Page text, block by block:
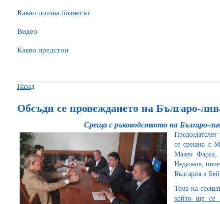
Какво ползва бизнесът
Видео
Какво предстои
Назад
Обсъди се провеждането на Българо-
Среща с ръководството на Българо-
се срещна с
Мазен Фарах,
Недялков,
България в
Тема на
който ще се